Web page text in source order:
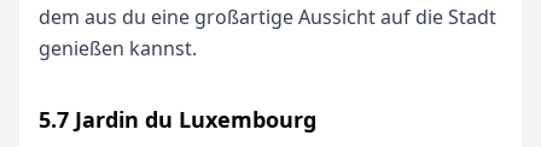
dem aus du eine großartige Aussicht auf die Stadt
genießen kannst.
5.7 Jardin du Luxembourg